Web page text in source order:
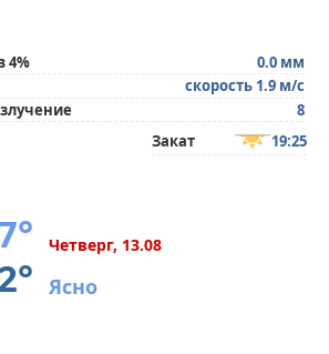
4%
0.0 мм
скорость 1.9 м/с
8
Закат 19:25
Четверг, 13.08
Ясно